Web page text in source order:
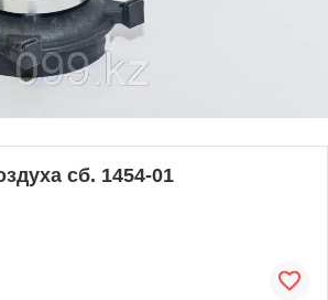
сб. 1454-01